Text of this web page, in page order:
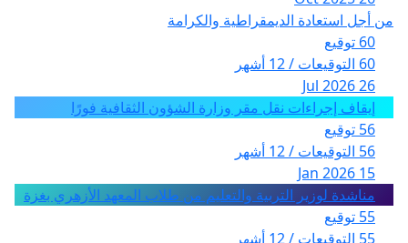
من أجل استعادة الديمقراطية والكرامة
60 توقيع
60 التوقيعات / 12 أشهر
26 Jul 2026
إيقاف إجراءات نقل مقر وزارة الشؤون الثقافية فورًا
56 توقيع
56 التوقيعات / 12 أشهر
15 Jan 2026
مناشدة لوزير التربية والتعليم من طلاب المعهد الأزهري بغزة
55 توقيع
55 التوقيعات / 12 أشهر